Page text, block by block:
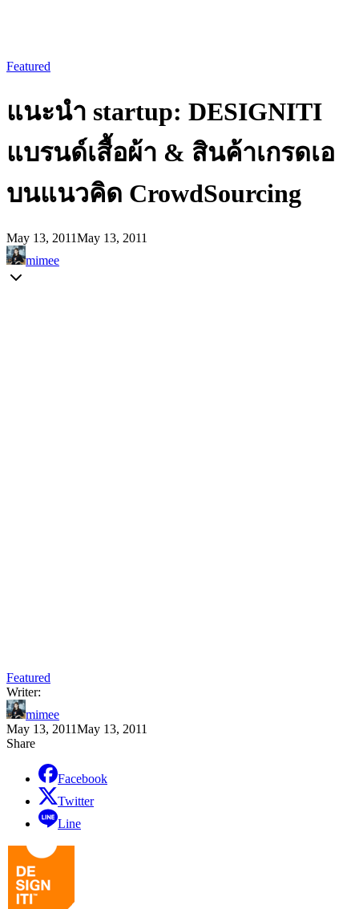
Featured
แนะนำ startup: DESIGNITI
แบรนด์เสื้อผ้า & สินค้าเกรดเอ
บนแนวคิด CrowdSourcing
May 13, 2011May 13, 2011
mimee
Featured
Writer:
mimee
May 13, 2011May 13, 2011
Share
Facebook
Twitter
Line